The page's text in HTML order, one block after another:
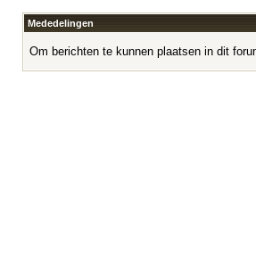
Mededelingen
Om berichten te kunnen plaatsen in dit